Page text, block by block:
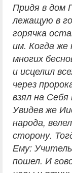
Придя в дом
лежащую в
горячка
им. Когда же
многих
и исцелил
через
взял на
Увидев же
народа,
сторону.
Ему:
пошел. И